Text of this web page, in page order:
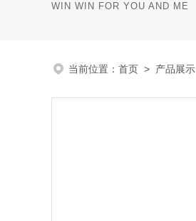
WIN WIN FOR YOU AND ME
当前位置： 首页 > 产品展示